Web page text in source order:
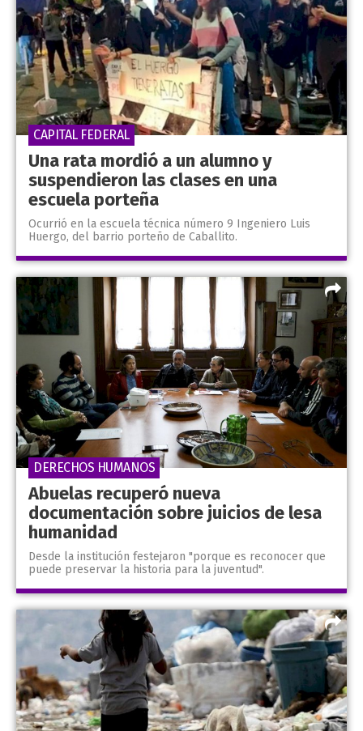
Una rata mordió a un alumno y
suspendieron las clases en una
escuela porteña
Ocurrió en la escuela técnica número 9 Ingeniero Luis
Huergo, del barrio porteño de Caballito.
CAPITAL FEDERAL
Abuelas recuperó nueva
documentación sobre juicios de lesa
humanidad
Desde la institución festejaron "porque es reconocer que
puede preservar la historia para la juventud".
DERECHOS HUMANOS